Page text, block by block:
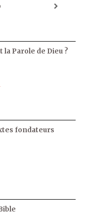
la Parole de Dieu ?
fondateurs